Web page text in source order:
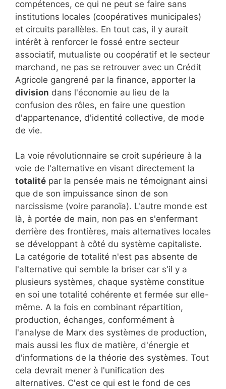
compétences, ce qui ne peut se faire sans
institutions locales (coopératives municipales)
et circuits parallèles. En tout cas, il y aurait
intérêt à renforcer le fossé entre secteur
associatif, mutualiste ou coopératif et le secteur
marchand, ne pas se retrouver avec un Crédit
Agricole gangrené par la finance, apporter la
division dans l'économie au lieu de la
confusion des rôles, en faire une question
d'appartenance, d'identité collective, de mode
de vie.
La voie révolutionnaire se croit supérieure à la
voie de l'alternative en visant directement la
totalité par la pensée mais ne témoignant ainsi
que de son impuissance sinon de son
narcissisme (voire paranoïa). L'autre monde est
là, à portée de main, non pas en s'enfermant
derrière des frontières, mais alternatives locales
se développant à côté du système capitaliste.
La catégorie de totalité n'est pas absente de
l'alternative qui semble la briser car s'il y a
plusieurs systèmes, chaque système constitue
en soi une totalité cohérente et fermée sur elle-
même. A la fois en combinant répartition,
production, échanges, conformément à
l'analyse de Marx des systèmes de production,
mais aussi les flux de matière, d'énergie et
d'informations de la théorie des systèmes. Tout
cela devrait mener à l'unification des
alternatives. C'est ce qui est le fond de ces